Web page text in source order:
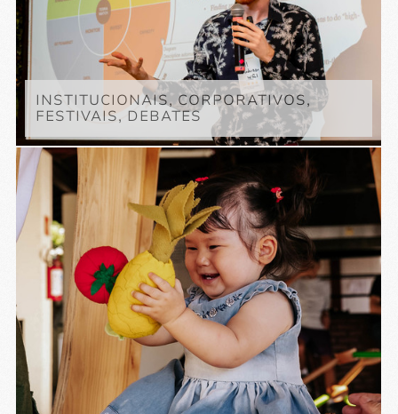
INSTITUCIONAIS, CORPORATIVOS,
FESTIVAIS, DEBATES